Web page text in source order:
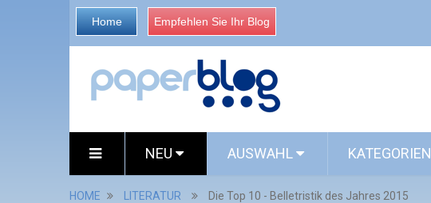
Home Empfehlen Sie Ihr Blog
NEU AUSWAHL KATEGORIEN
HOME LITERATUR Die Top 10 - Belletristik des Jahres 2015